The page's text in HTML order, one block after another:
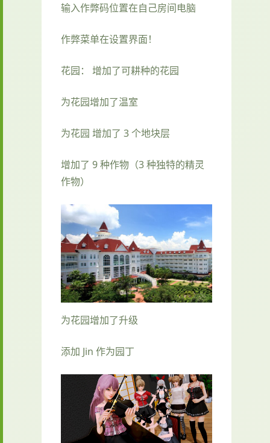
输入作弊码位置在自己房间电脑
作弊菜单在设置界面！
花园： 增加了可耕种的花园
为花园增加了温室
为花园 增加了 3 个地块层
增加了 9 种作物（3 种独特的精灵
作物）
为花园增加了升级
添加 Jin 作为园丁